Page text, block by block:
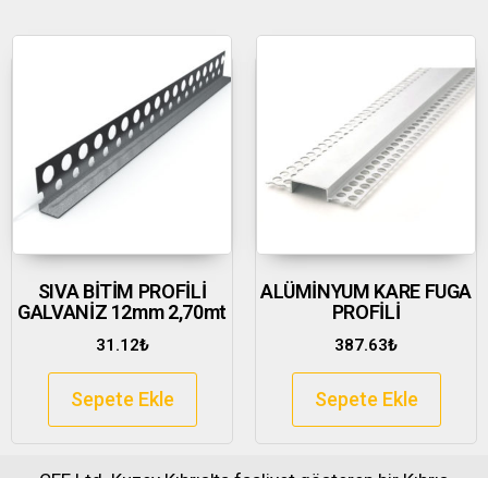
SIVA BİTİM PROFİLİ
GALVANİZ 12mm 2,70mt
31.12₺
Sepete Ekle
ALÜMİNYUM KARE FUGA
PROFİLİ
387.63₺
Sepete Ekle